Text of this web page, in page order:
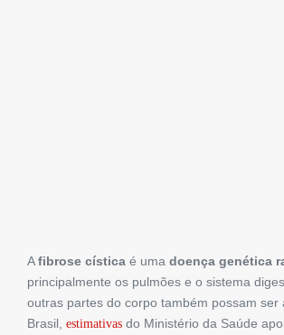
Afibrose cística é uma doença genética
principalmente os pulmões e o sistema
outras partes do corpo também possam ser
Brasil, estimativas do Ministério da Saúde